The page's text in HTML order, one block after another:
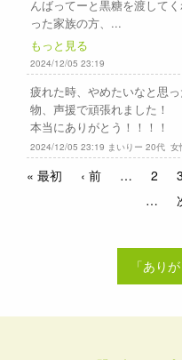
んばってーと黒糖を渡して
った家族の方、...
もっと見る
2024/12/05 23:19
疲れた時、やめたいなと思
物、声援で頑張れました！
本当にありがとう！！！！
2024/12/05 23:19 まいりー 20代 女
« 最初 ‹ 前 2 3
「あり